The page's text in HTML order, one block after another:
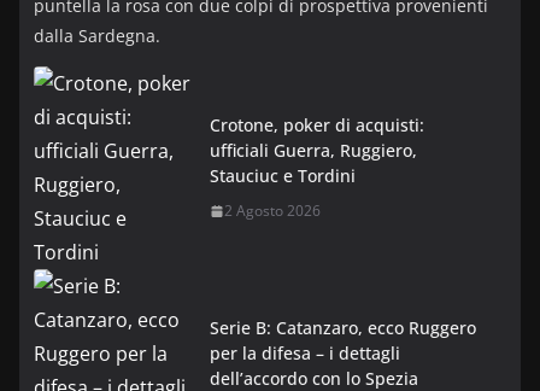
puntella la rosa con due colpi di prospettiva provenienti
dalla Sardegna.
Crotone, poker di acquisti:
ufficiali Guerra, Ruggiero,
Stauciuc e Tordini
2 Agosto 2026
Serie B: Catanzaro, ecco Ruggero
per la difesa – i dettagli
dell’accordo con lo Spezia